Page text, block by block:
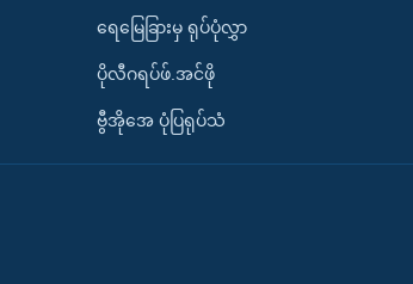
ရေမြေခြားမှ ရုပ်ပုံလွှာ
ပိုလီဂရပ်ဖ်.အင်ဖို
ဗွီအိုအေ ပုံပြရုပ်သံ